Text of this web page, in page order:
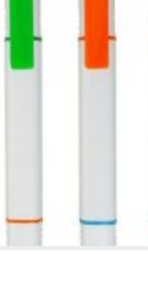
LIMPIADOR DE